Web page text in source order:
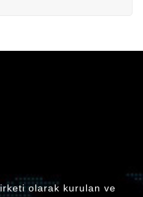
olarak kurulan ve